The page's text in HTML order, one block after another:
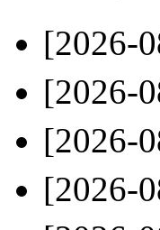
[2026-
[2026-
[2026-
[2026-